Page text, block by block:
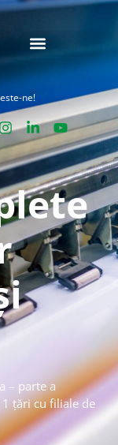
ne!
– parte a
țări cu filiale de